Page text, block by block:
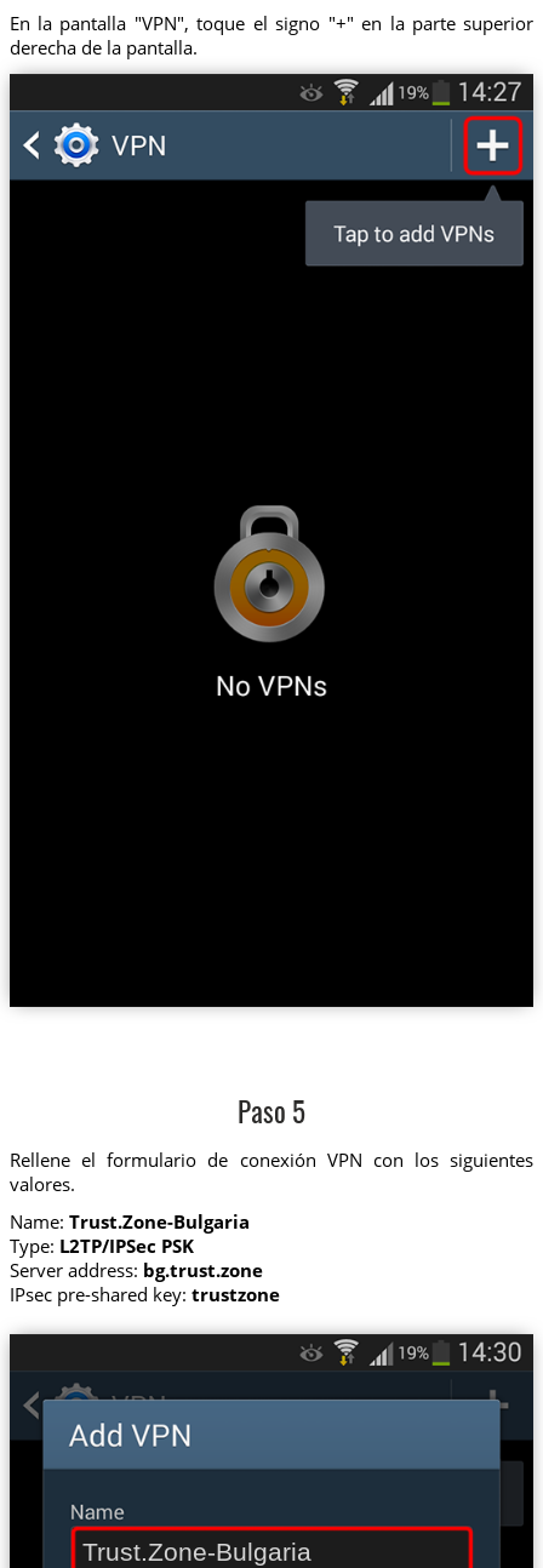
En la pantalla "VPN", toque el signo "+" en la parte superior
derecha de la pantalla.
Paso 5
Rellene el formulario de conexión VPN con los siguientes
valores.
Name: Trust.Zone-Bulgaria
Type: L2TP/IPSec PSK
Server address: bg.trust.zone
IPsec pre-shared key: trustzone
Trust.Zone-Bulgaria